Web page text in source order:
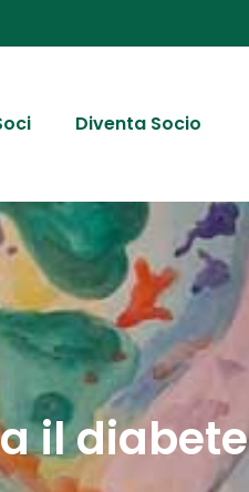
Diventa Socio
il diabete